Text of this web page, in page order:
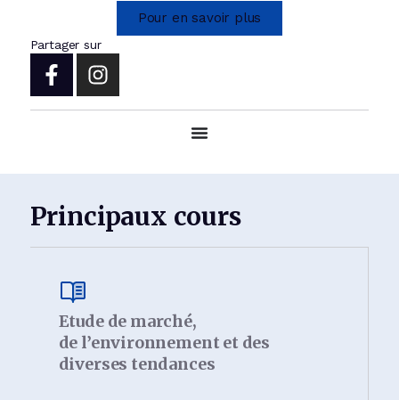
Pour en savoir plus
Partager sur
Principaux cours
Etude de marché,
de l’environnement et des
diverses tendances